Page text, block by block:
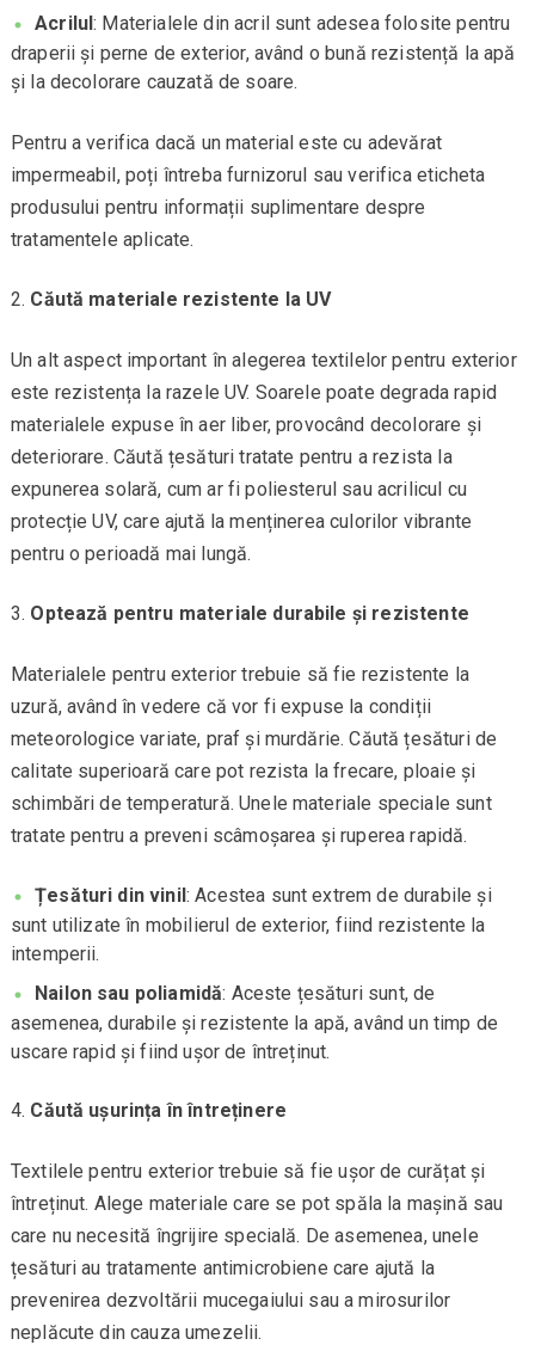
Acrilul: Materialele din acril sunt adesea folosite pentru
draperii și perne de exterior, având o bună rezistență la apă
și la decolorare cauzată de soare.
Pentru a verifica dacă un material este cu adevărat
impermeabil, poți întreba furnizorul sau verifica eticheta
produsului pentru informații suplimentare despre
tratamentele aplicate.
Căută materiale rezistente la UV
Un alt aspect important în alegerea textilelor pentru exterior
este rezistența la razele UV. Soarele poate degrada rapid
materialele expuse în aer liber, provocând decolorare și
deteriorare. Căută țesături tratate pentru a rezista la
expunerea solară, cum ar fi poliesterul sau acrilicul cu
protecție UV, care ajută la menținerea culorilor vibrante
pentru o perioadă mai lungă.
Optează pentru materiale durabile și rezistente
Materialele pentru exterior trebuie să fie rezistente la
uzură, având în vedere că vor fi expuse la condiții
meteorologice variate, praf și murdărie. Căută țesături de
calitate superioară care pot rezista la frecare, ploaie și
schimbări de temperatură. Unele materiale speciale sunt
tratate pentru a preveni scâmoșarea și ruperea rapidă.
Țesături din vinil: Acestea sunt extrem de durabile și
sunt utilizate în mobilierul de exterior, fiind rezistente la
intemperii.
Nailon sau poliamidă: Aceste țesături sunt, de
asemenea, durabile și rezistente la apă, având un timp de
uscare rapid și fiind ușor de întreținut.
Căută ușurința în întreținere
Textilele pentru exterior trebuie să fie ușor de curățat și
întreținut. Alege materiale care se pot spăla la mașină sau
care nu necesită îngrijire specială. De asemenea, unele
țesături au tratamente antimicrobiene care ajută la
prevenirea dezvoltării mucegaiului sau a mirosurilor
neplăcute din cauza umezelii.